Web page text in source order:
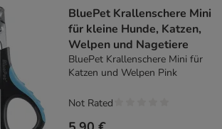
BluePet Krallenschere Mini
für kleine Hunde, Katzen,
Welpen und Nagetiere
BluePet Krallenschere Mini für
Katzen und Welpen Pink
Not Rated